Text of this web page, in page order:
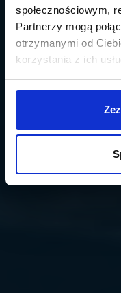
społecznościowym,
Partnerzy mogą
otrzymanymi od
korzystania z ich